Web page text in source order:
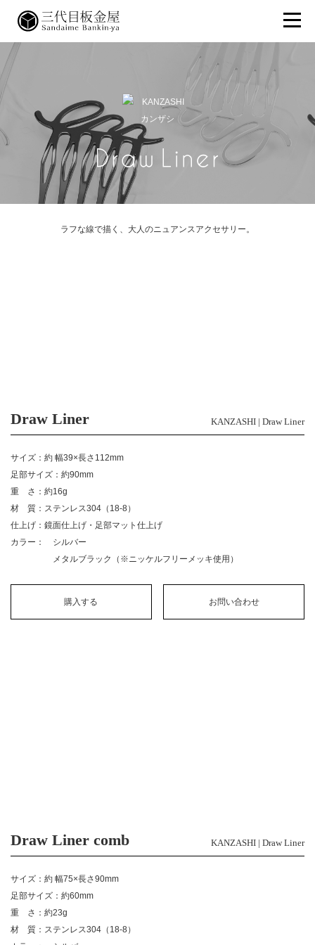
カンザシ
ラフな線で描く、大人のニュアンスアクセサリー。
Draw Liner KANZASHI | Draw Liner
サイズ：約 幅39×長さ112mm
足部サイズ：約90mm
重 さ：約16g
材 質：ステンレス304（18-8）
仕上げ：鏡面仕上げ・足部マット仕上げ
カラー： シルバー
メタルブラック（※ニッケルフリーメッキ使用）
購入する お問い合わせ
Draw Liner comb KANZASHI | Draw Liner
サイズ：約 幅75×長さ90mm
足部サイズ：約60mm
重 さ：約23g
材 質：ステンレス304（18-8）